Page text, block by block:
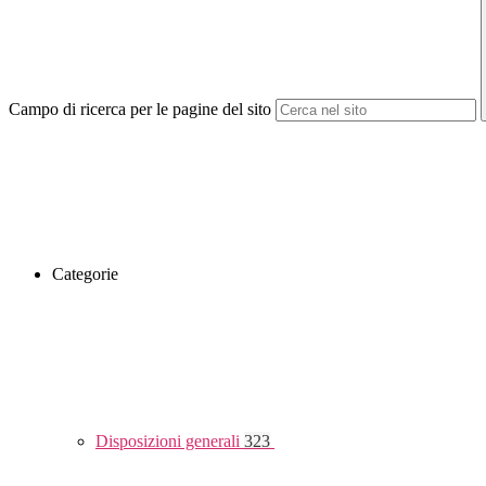
Campo di ricerca per le pagine del sito
Categorie
Disposizioni generali 323